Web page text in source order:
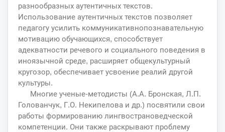
разнообразных аутентичных текстов.
Использование аутентичных текстов позволяет
педагогу усилить коммуникативнопознавательную
мотивацию обучающихся, способствует
адекватности речевого и социального поведения в
иноязычной среде, расширяет общекультурный
кругозор, обеспечивает усвоение реалий другой
культуры.
Многие ученые-методисты (А.А. Бронская, Л.П.
Голованчук, Г.О. Некипелова и др.) посвятили свои
работы формированию лингвострановедческой
компетенции. Они также раскрывают проблему